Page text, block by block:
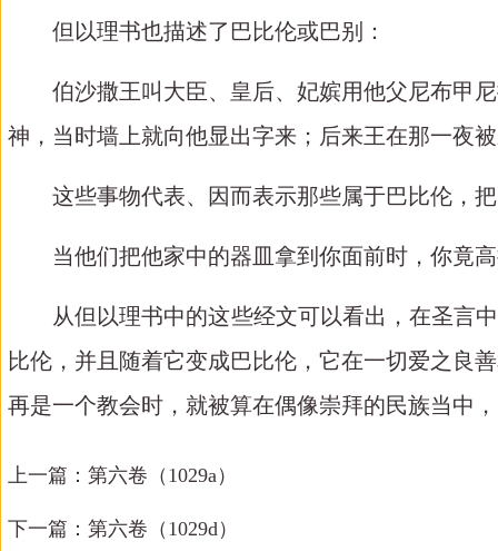
但以理书也描述了巴比伦或巴别：
伯沙撒王叫大臣、皇后、妃嫔用他父尼布甲
神，当时墙上就向他显出字来；后来王在那一夜
这些事物代表、因而表示那些属于巴比伦，
当他们把他家中的器皿拿到你面前时， 你竟
从但以理书中的这些经文可以看出，在圣言
比伦，并且随着它变成巴比伦，它在一切爱之良
再是一个教会时，就被算在偶像崇拜的民族当中
上一篇： 第六卷（1029a）
下一篇： 第六卷（1029d）